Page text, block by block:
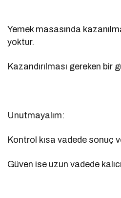
Yemek masasında
yoktur.
Kazandırılması gereken bir
Unutmayalım:
Kontrol kısa vadede sonuç
Güven ise uzun vadede